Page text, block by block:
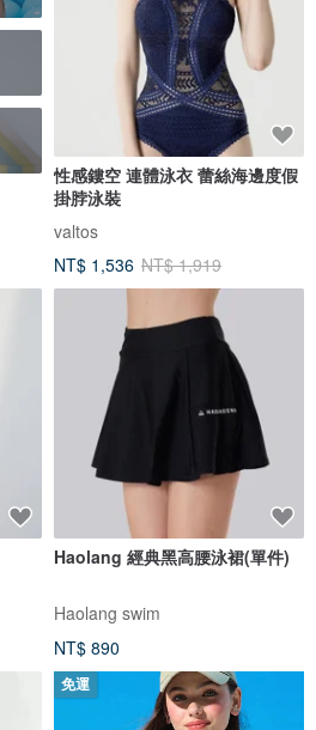
性感鏤空 連體泳衣 蕾絲海邊度假
掛脖泳裝
valtos
NT$ 1,536 NT$ 1,919
Haolang 經典黑高腰泳裙(單件)
Haolang swim
NT$ 890
免運